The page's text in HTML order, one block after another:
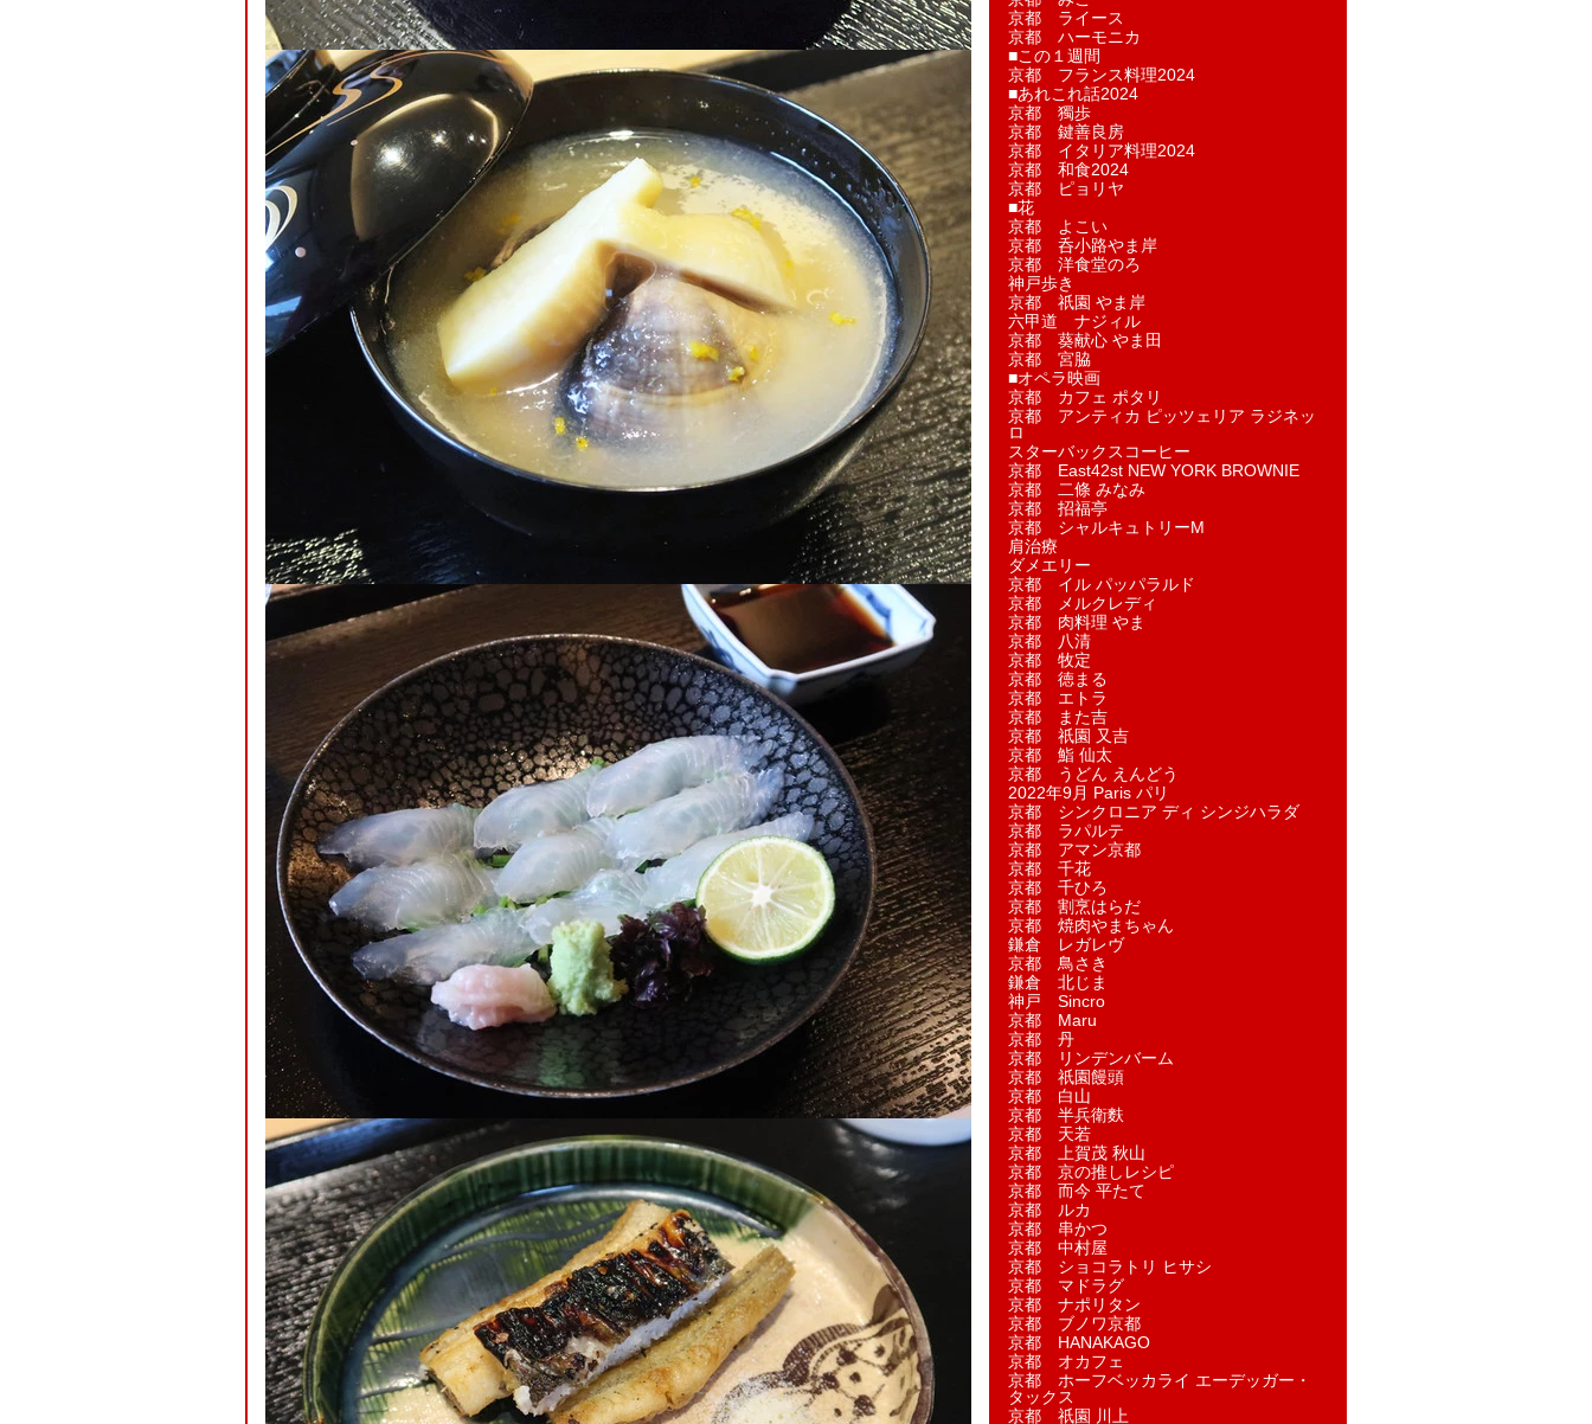
京都 ライース
京都 ハーモニカ
■この１週間
京都 フランス料理2024
■あれこれ話2024
京都 獨歩
京都 鍵善良房
京都 イタリア料理2024
京都 和食2024
京都 ピョリヤ
■花
京都 よこい
京都 呑小路やま岸
京都 洋食堂のろ
神戸歩き
京都 祇園 やま岸
六甲道 ナジィル
京都 葵献心 やま田
京都 宮脇
■オペラ映画
京都 カフェ ポタリ
京都 アンティカ ピッツェリア ラジネッ
ロ
スターバックスコーヒー
京都 East42st NEW YORK BROWNIE
京都 二條 みなみ
京都 招福亭
京都 シャルキュトリーM
肩治療
ダメエリー
京都 イル パッパラルド
京都 メルクレディ
京都 肉料理 やま
京都 八清
京都 牧定
京都 徳まる
京都 エトラ
京都 また吉
京都 祇園 又吉
京都 鮨 仙太
京都 うどん えんどう
2022年9月 Paris パリ
京都 シンクロニア ディ シンジハラダ
京都 ラパルテ
京都 アマン京都
京都 千花
京都 千ひろ
京都 割烹はらだ
京都 焼肉やまちゃん
鎌倉 レガレヴ
京都 鳥さき
鎌倉 北じま
神戸 Sincro
京都 Maru
京都 丹
京都 リンデンバーム
京都 祇園饅頭
京都 白山
京都 半兵衛麩
京都 天若
京都 上賀茂 秋山
京都 京の推しレシピ
京都 而今 平たて
京都 ルカ
京都 串かつ
京都 中村屋
京都 ショコラトリ ヒサシ
京都 マドラグ
京都 ナポリタン
京都 ブノワ京都
京都 HANAKAGO
京都 オカフェ
京都 ホーフベッカライ エーデッガー・
タックス
京都 祇園 川上